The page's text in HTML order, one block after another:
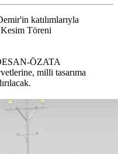
katılımlarıyla
Töreni
ÖZATA
milli tasarıma